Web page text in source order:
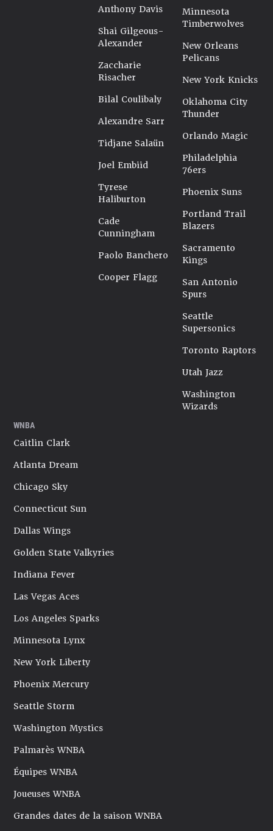
Anthony Davis
Shai Gilgeous-
Alexander
Zaccharie
Risacher
Bilal Coulibaly
Alexandre Sarr
Tidjane Salaün
Joel Embiid
Tyrese
Haliburton
Cade
Cunningham
Paolo Banchero
Cooper Flagg
Minnesota
Timberwolves
New Orleans
Pelicans
New York Knicks
Oklahoma City
Thunder
Orlando Magic
Philadelphia
76ers
Phoenix Suns
Portland Trail
Blazers
Sacramento
Kings
San Antonio
Spurs
Seattle
Supersonics
Toronto Raptors
Utah Jazz
Washington
Wizards
WNBA
Caitlin Clark
Atlanta Dream
Chicago Sky
Connecticut Sun
Dallas Wings
Golden State Valkyries
Indiana Fever
Las Vegas Aces
Los Angeles Sparks
Minnesota Lynx
New York Liberty
Phoenix Mercury
Seattle Storm
Washington Mystics
Palmarès WNBA
Équipes WNBA
Joueuses WNBA
Grandes dates de la saison WNBA